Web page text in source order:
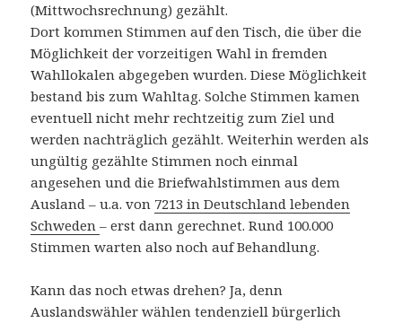
(Mittwochsrechnung) gezählt.
Dort kommen Stimmen auf den Tisch, die über die
Möglichkeit der vorzeitigen Wahl in fremden
Wahllokalen abgegeben wurden. Diese Möglichkeit
bestand bis zum Wahltag. Solche Stimmen kamen
eventuell nicht mehr rechtzeitig zum Ziel und
werden nachträglich gezählt. Weiterhin werden als
ungültig gezählte Stimmen noch einmal
angesehen und die Briefwahlstimmen aus dem
Ausland – u.a. von 7213 in Deutschland lebenden
Schweden– erst dann gerechnet. Rund 100.000
Stimmen warten also noch auf Behandlung.
Kann das noch etwas drehen? Ja, denn
Auslandswähler wählen tendenziell bürgerlich